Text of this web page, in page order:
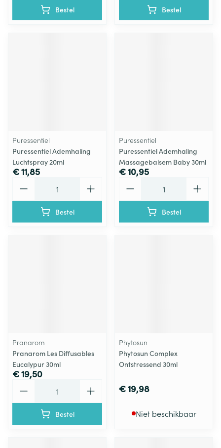
Bestel Bestel
Puressentiel
Puressentiel Ademhaling
Luchtspray 20ml
€ 11,85
Bestel
Puressentiel
Puressentiel Ademhaling
Massagebalsem Baby 30ml
€ 10,95
Bestel
Pranarom
Pranarom Les Diffusables
Eucalypur 30ml
€ 19,50
Bestel
Phytosun
Phytosun Complex
Ontstressend 30ml
€ 19,98
Niet beschikbaar